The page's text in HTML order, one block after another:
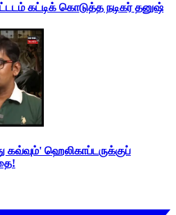
கட்டிக் கொடுத்த நடிகர் தனுஷ்
ஹெலிகாப்டருக்குப்